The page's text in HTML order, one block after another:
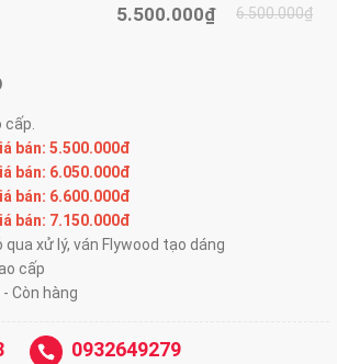
5.500.000₫ 6.500.000₫
bán: 5.500.000đ
bán: 6.050.000đ
bán: 6.600.000đ
bán: 7.150.000đ
qua xử lý, ván Flywood tạo dáng
cấp
Còn hàng
0932649279